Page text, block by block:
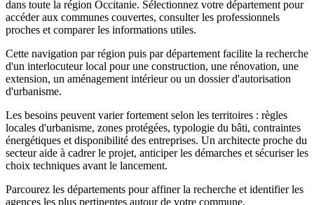
dans toute la région Occitanie. Sélectionnez votre département pour
accéder aux communes couvertes, consulter les professionnels
proches et comparer les informations utiles.
Cette navigation par région puis par département facilite la recherche
d'un interlocuteur local pour une construction, une rénovation, une
extension, un aménagement intérieur ou un dossier d'autorisation
d'urbanisme.
Les besoins peuvent varier fortement selon les territoires : règles
locales d'urbanisme, zones protégées, typologie du bâti, contraintes
énergétiques et disponibilité des entreprises. Un architecte proche du
secteur aide à cadrer le projet, anticiper les démarches et sécuriser les
choix techniques avant le lancement.
Parcourez les départements pour affiner la recherche et identifier les
agences les plus pertinentes autour de votre commune.